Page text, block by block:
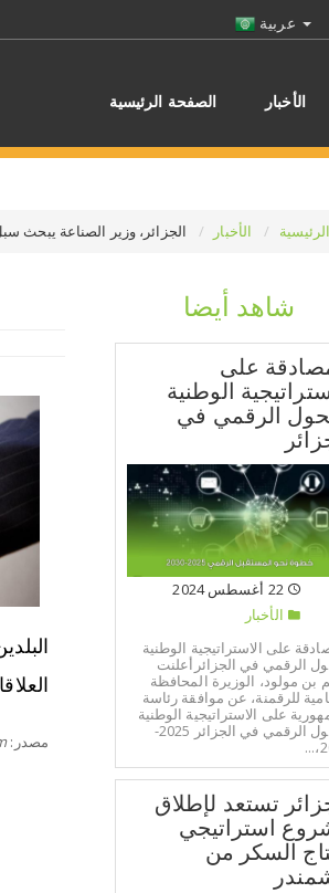
الصفحة الرئيسية الأخبار
الأخبار الجزائر، وزير الصناعة يبحث
مصدر:
شاهد أيضا
على
الوطنية
الرقمي في
22 أغسطس 2024
الأخبار
على الاستراتيجية الوطنية
الرقمي في الجزائرأعلنت
بن مولود، الوزيرة المحافظة
للرقمنة، عن موافقة رئاسة
على الاستراتيجية الوطنية
للتحول الرقمي في الجزائر 2025-
تستعد لإطلاق
استراتيجي
السكر من